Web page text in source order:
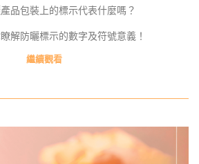
品包裝上的標示代表什麼嗎？
解防曬標示的數字及符號意義！
繼續觀看